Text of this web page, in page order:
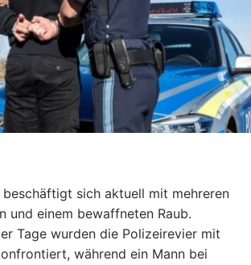
beschäftigt sich aktuell mit mehreren
und einem bewaffneten Raub.
Tage wurden die Polizeirevier mit
während ein Mann bei